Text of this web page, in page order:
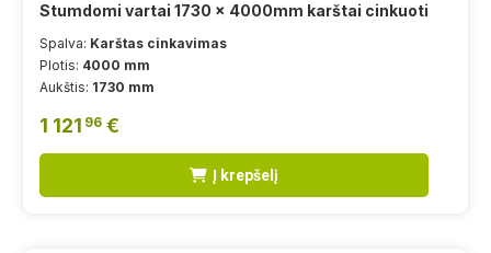
Stumdomi vartai 1730 x 4000mm karštai cinkuoti
Spalva: Karštas cinkavimas
Plotis: 4000 mm
Aukštis: 1730 mm
1 121 96 €
Į krepšelį